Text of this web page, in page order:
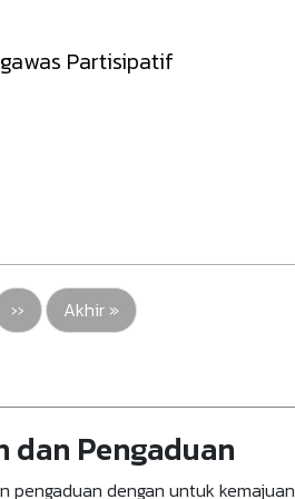
Partisipatif
Halaman berikutnya
›› Last page
Akhir »
dan Pengaduan
pengaduan dengan untuk kemajuan